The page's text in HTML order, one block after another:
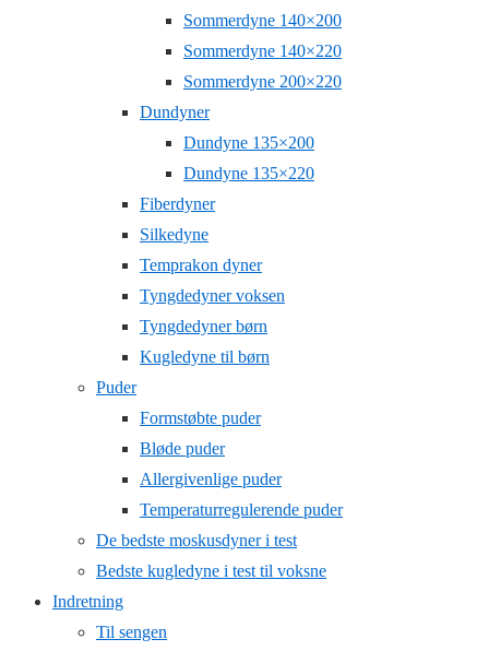
Sommerdyne 140×200
Sommerdyne 140×220
Sommerdyne 200×220
Dundyner
Dundyne 135×200
Dundyne 135×220
Fiberdyner
Silkedyne
Temprakon dyner
Tyngdedyner voksen
Tyngdedyner børn
Kugledyne til børn
Puder
Formstøbte puder
Bløde puder
Allergivenlige puder
Temperaturregulerende puder
De bedste moskusdyner i test
Bedste kugledyne i test til voksne
Indretning
Til sengen